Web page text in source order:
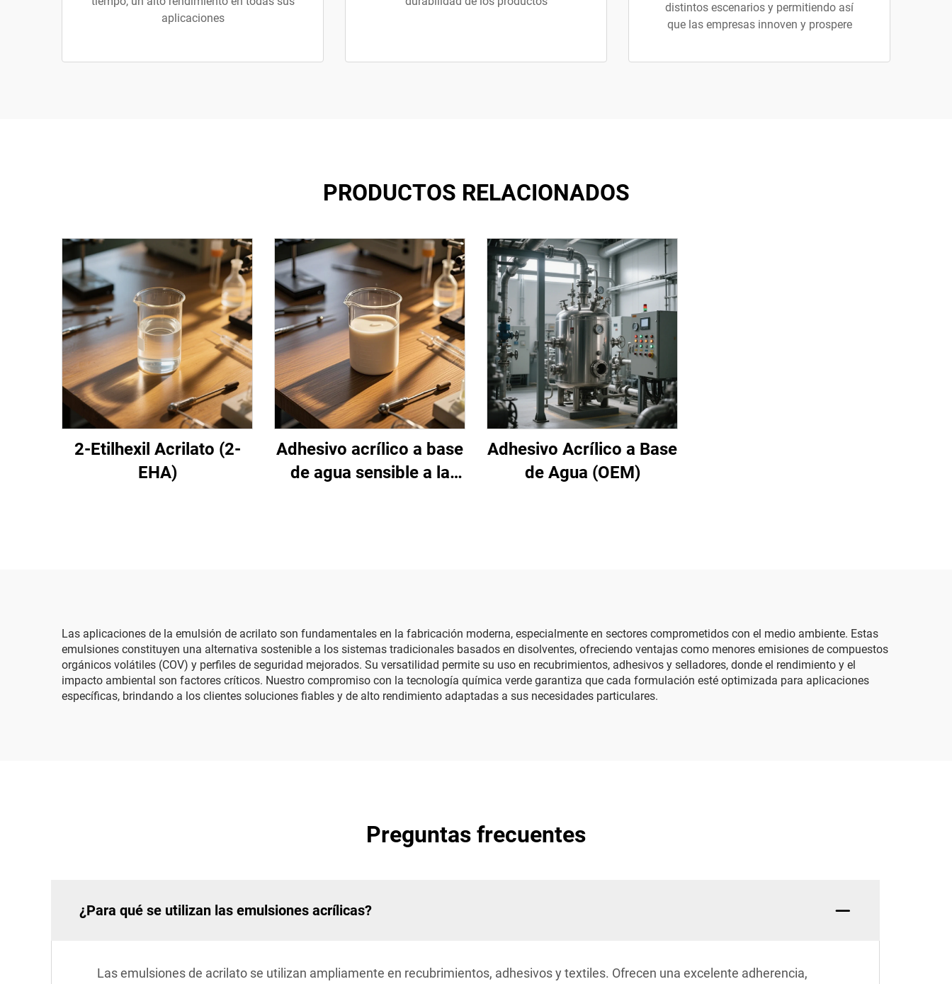
aplicaciones
distintos escenarios y permitiendo así
que las empresas innoven y prospere
PRODUCTOS RELACIONADOS
2-Etilhexil Acrilato (2-
EHA)
Adhesivo acrílico a base
de agua sensible a la
Adhesivo Acrílico a Base
de Agua (OEM)
Las aplicaciones de la emulsión de acrilato son fundamentales en la fabricación moderna, especialmente en sectores comprometidos con el medio ambiente. Estas
emulsiones constituyen una alternativa sostenible a los sistemas tradicionales basados en disolventes, ofreciendo ventajas como menores emisiones de compuestos
orgánicos volátiles (COV) y perfiles de seguridad mejorados. Su versatilidad permite su uso en recubrimientos, adhesivos y selladores, donde el rendimiento y el
impacto ambiental son factores críticos. Nuestro compromiso con la tecnología química verde garantiza que cada formulación esté optimizada para aplicaciones
específicas, brindando a los clientes soluciones fiables y de alto rendimiento adaptadas a sus necesidades particulares.
Preguntas frecuentes
¿Para qué se utilizan las emulsiones acrílicas?
Las emulsiones de acrilato se utilizan ampliamente en recubrimientos, adhesivos y textiles. Ofrecen una excelente adherencia,